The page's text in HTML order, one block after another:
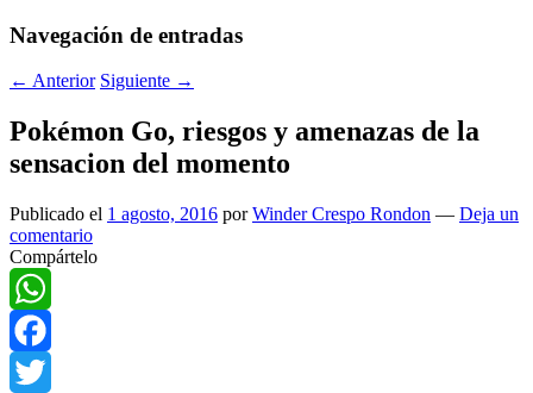
Navegación de entradas
← Anterior Siguiente →
Pokémon Go, riesgos y amenazas de la
sensacion del momento
Publicado el 1 agosto, 2016 porWinder Crespo Rondon — Deja un
comentario
Compártelo
WhatsApp
Facebook